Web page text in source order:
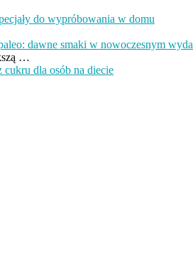
do wypróbowania w domu
dawne smaki w nowoczesnym
…
cukru dla osób na diecie